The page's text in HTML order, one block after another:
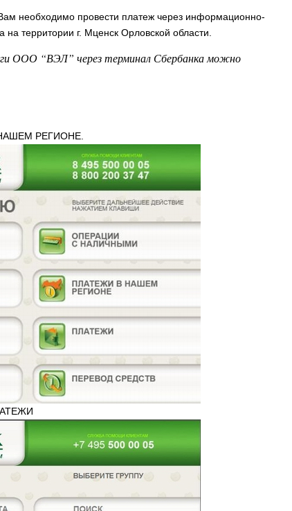
необходимо провести платеж через информационно-
территории г. Мценск Орловской области.
ООО “ВЭЛ” через терминал Сбербанка можно
НАШЕМ РЕГИОНЕ.